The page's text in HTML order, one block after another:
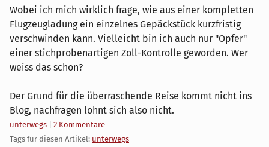
Wobei ich mich wirklich frage, wie aus einer kompletten
Flugzeugladung ein einzelnes Gepäckstück kurzfristig
verschwinden kann. Vielleicht bin ich auch nur "Opfer"
einer stichprobenartigen Zoll-Kontrolle geworden. Wer
weiss das schon?
Der Grund für die überraschende Reise kommt nicht ins
Blog, nachfragen lohnt sich also nicht.
Kategorien:
unterwegs
2 Kommentare
Tags für diesen Artikel: unterwegs